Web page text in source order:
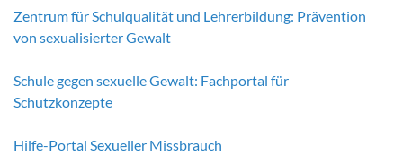
Zentrum für Schulqualität und Lehrerbildung: Prävention
von sexualisierter Gewalt
Schule gegen sexuelle Gewalt: Fachportal für
Schutzkonzepte
Hilfe-Portal Sexueller Missbrauch